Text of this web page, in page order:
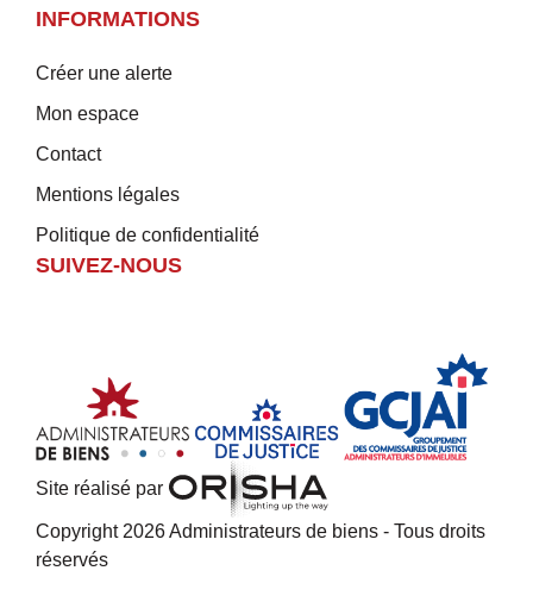
INFORMATIONS
Créer une alerte
Mon espace
Contact
Mentions légales
Politique de confidentialité
SUIVEZ-NOUS
Site réalisé par
Copyright 2026 Administrateurs de biens - Tous droits
réservés